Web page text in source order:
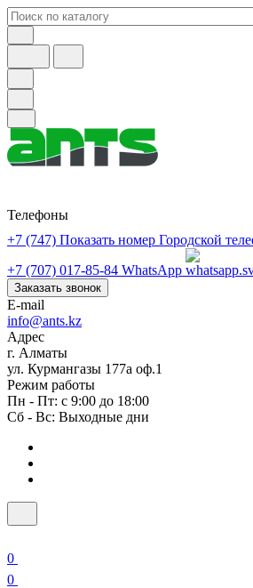
Телефоны
+7 (747) Показать номер Городской
+7 (707) 017-85-84 WhatsApp
Заказать звонок
E-mail
info@ants.kz
Адрес
г. Алматы
ул. Курмангазы 177а оф.1
Режим работы
Пн - Пт: с 9:00 до 18:00
Сб - Вс: Выходные дни
0
0